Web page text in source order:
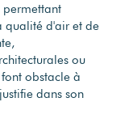
permettant
qualité d'air et de
ou
obstacle à
dans son